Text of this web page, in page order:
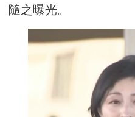
隨之曝光。